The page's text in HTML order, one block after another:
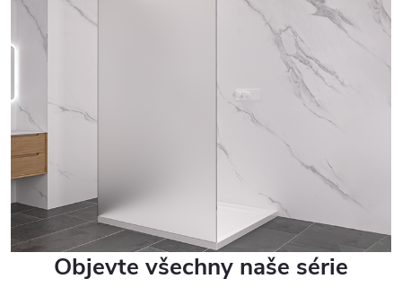
Objevte všechny naše série